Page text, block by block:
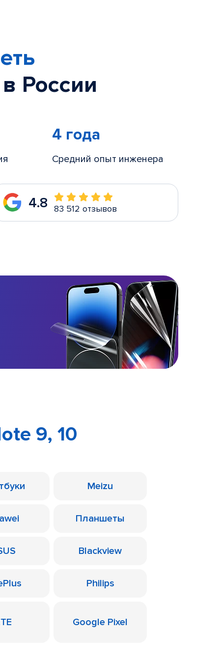
России
4 года
Средний опыт инженера
4.8 83 512 отзывов
9, 10
Meizu
Планшеты
Blackview
Philips
Google Pixel